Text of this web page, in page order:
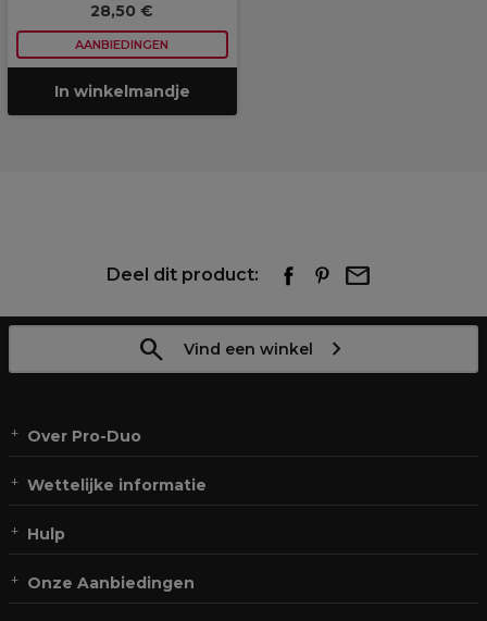
28,50 €
AANBIEDINGEN
In winkelmandje
Deel dit product:
Vind een winkel
Over Pro-Duo
Wettelijke informatie
Hulp
Onze Aanbiedingen